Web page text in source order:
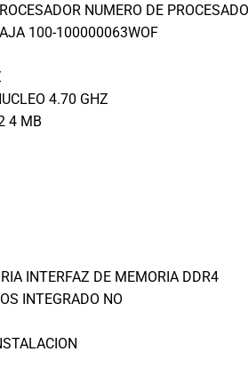
NUMERO DE
100-100000063WOF
4.70 GHZ
4 MB
INTERFAZ DE MEMORIA DDR4
INTEGRADO NO